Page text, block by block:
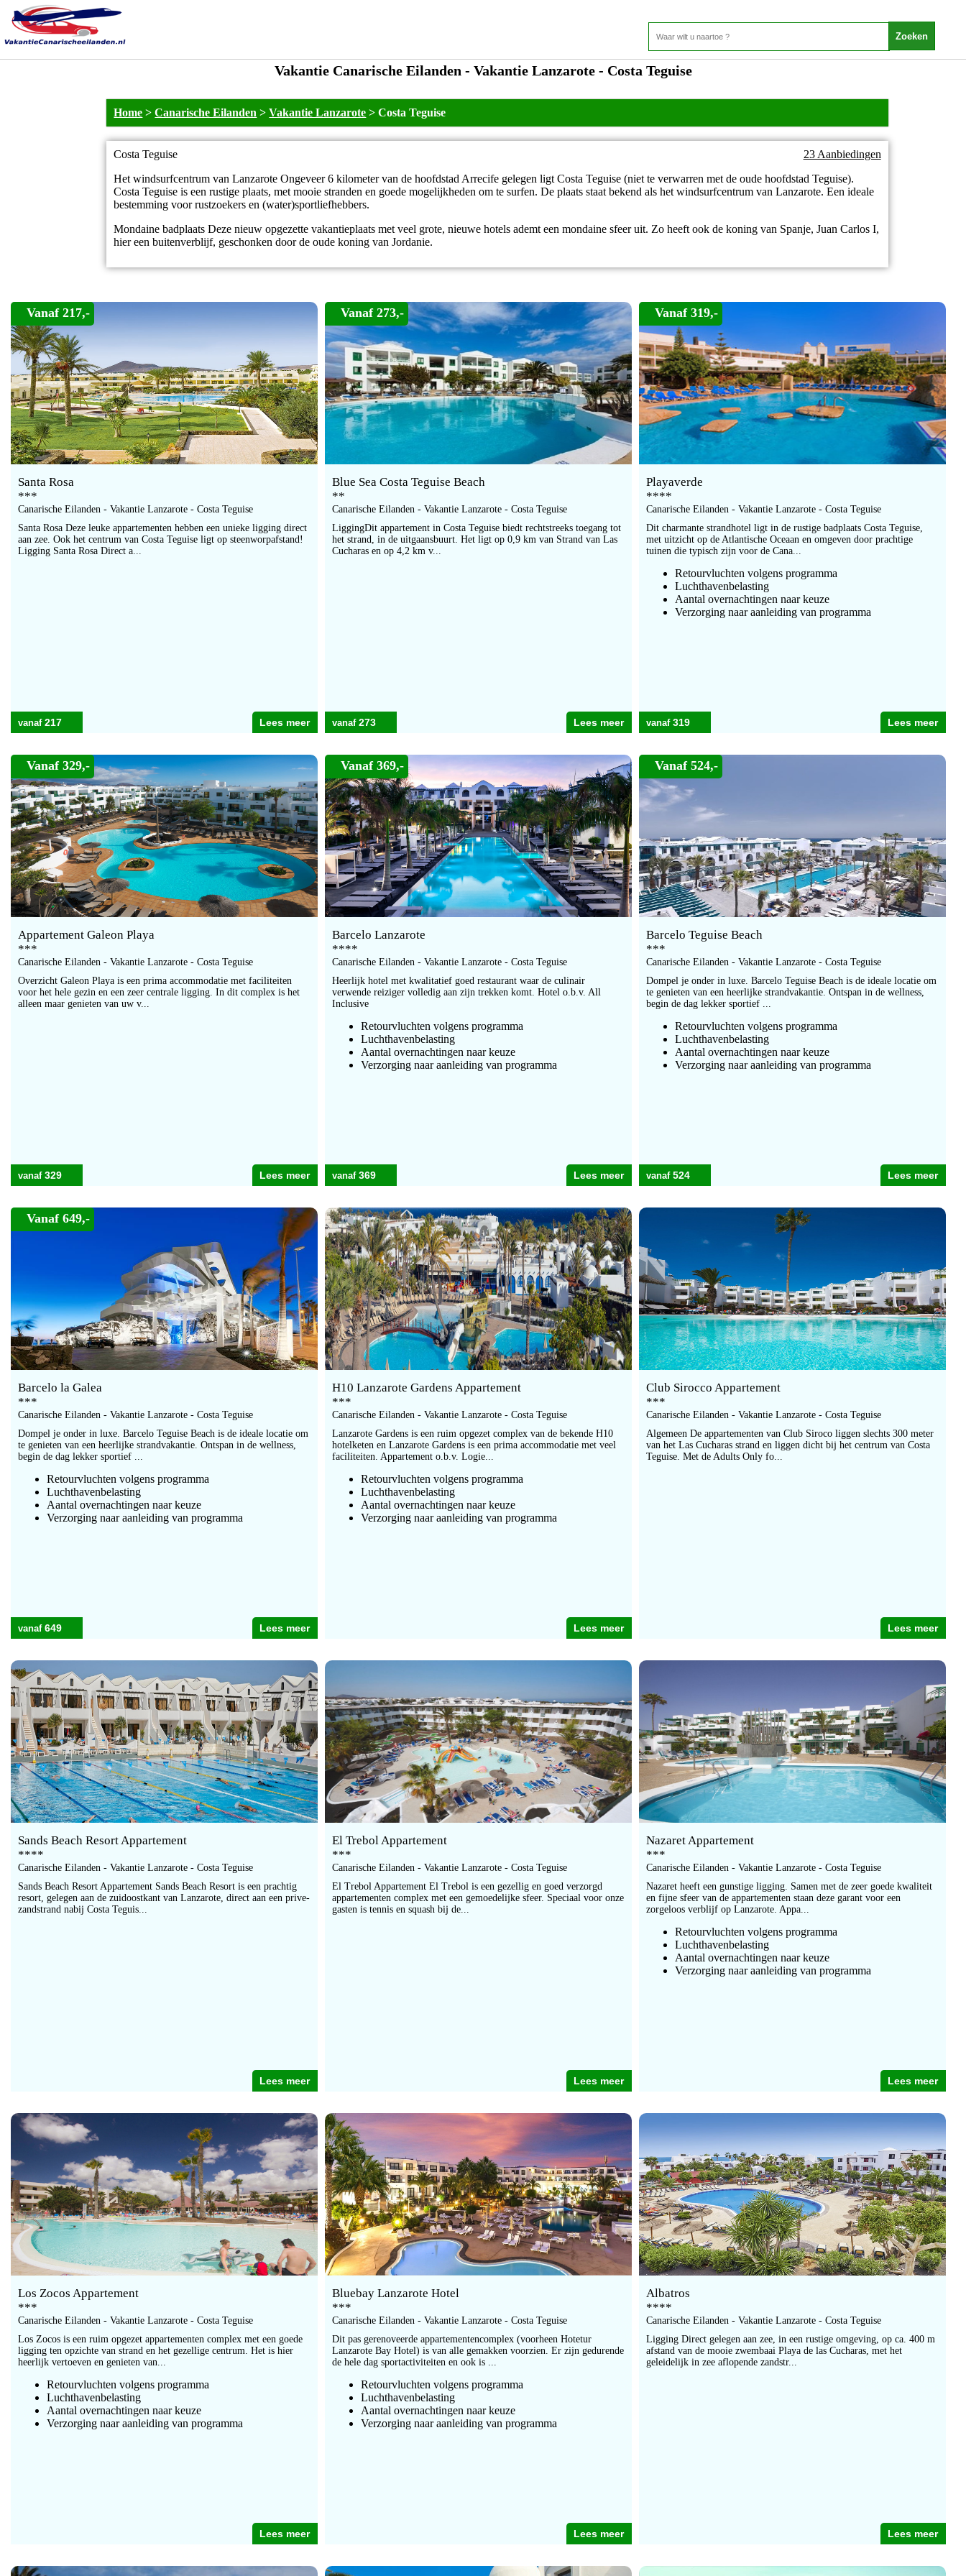
Vakantie Canarische Eilanden - Vakantie Lanzarote - Costa Teguise
Home >Canarische Eilanden >Vakantie Lanzarote >Costa Teguise
Costa Teguise
23 Aanbiedingen
Het windsurfcentrum van Lanzarote Ongeveer 6 kilometer van de hoofdstad Arrecife gelegen ligt Costa Teguise (niet te verwarren met de oude hoofdstad Teguise).
Costa Teguise is een rustige plaats, met mooie stranden en goede mogelijkheden om te surfen. De plaats staat bekend als het windsurfcentrum van Lanzarote. Een ideale
bestemming voor rustzoekers en (water)sportliefhebbers.
Mondaine badplaats Deze nieuw opgezette vakantieplaats met veel grote, nieuwe hotels ademt een mondaine sfeer uit. Zo heeft ook de koning van Spanje, Juan Carlos I,
hier een buitenverblijf, geschonken door de oude koning van Jordanie.
Vanaf 217,-
Santa Rosa
***
Canarische Eilanden - Vakantie Lanzarote - Costa Teguise
Santa Rosa Deze leuke appartementen hebben een unieke ligging direct
aan zee. Ook het centrum van Costa Teguise ligt op steenworpafstand!
Ligging Santa Rosa Direct a...
Lees meer
217
Vanaf 273,-
Blue Sea Costa Teguise Beach
**
Canarische Eilanden - Vakantie Lanzarote - Costa Teguise
LiggingDit appartement in Costa Teguise biedt rechtstreeks toegang tot
het strand, in de uitgaansbuurt. Het ligt op 0,9 km van Strand van Las
Cucharas en op 4,2 km v...
Lees meer
273
Vanaf 319,-
Playaverde
****
Canarische Eilanden - Vakantie Lanzarote - Costa Teguise
Dit charmante strandhotel ligt in de rustige badplaats Costa Teguise,
met uitzicht op de Atlantische Oceaan en omgeven door prachtige
tuinen die typisch zijn voor de Cana...
Retourvluchten volgens programma
Luchthavenbelasting
Aantal overnachtingen naar keuze
Verzorging naar aanleiding van programma
Lees meer
319
Vanaf 329,-
Appartement Galeon Playa
***
Canarische Eilanden - Vakantie Lanzarote - Costa Teguise
Overzicht Galeon Playa is een prima accommodatie met faciliteiten
voor het hele gezin en een zeer centrale ligging. In dit complex is het
alleen maar genieten van uw v...
Lees meer
329
Vanaf 369,-
Barcelo Lanzarote
****
Canarische Eilanden - Vakantie Lanzarote - Costa Teguise
Heerlijk hotel met kwalitatief goed restaurant waar de culinair
verwende reiziger volledig aan zijn trekken komt. Hotel o.b.v. All
Inclusive
Retourvluchten volgens programma
Luchthavenbelasting
Aantal overnachtingen naar keuze
Verzorging naar aanleiding van programma
Lees meer
369
Vanaf 524,-
Barcelo Teguise Beach
***
Canarische Eilanden - Vakantie Lanzarote - Costa Teguise
Dompel je onder in luxe. Barcelo Teguise Beach is de ideale locatie om
te genieten van een heerlijke strandvakantie. Ontspan in de wellness,
begin de dag lekker sportief ...
Retourvluchten volgens programma
Luchthavenbelasting
Aantal overnachtingen naar keuze
Verzorging naar aanleiding van programma
Lees meer
524
Vanaf 649,-
Barcelo la Galea
***
Canarische Eilanden - Vakantie Lanzarote - Costa Teguise
Dompel je onder in luxe. Barcelo Teguise Beach is de ideale locatie om
te genieten van een heerlijke strandvakantie. Ontspan in de wellness,
begin de dag lekker sportief ...
Retourvluchten volgens programma
Luchthavenbelasting
Aantal overnachtingen naar keuze
Verzorging naar aanleiding van programma
Lees meer
649
H10 Lanzarote Gardens Appartement
***
Canarische Eilanden - Vakantie Lanzarote - Costa Teguise
Lanzarote Gardens is een ruim opgezet complex van de bekende H10
hotelketen en Lanzarote Gardens is een prima accommodatie met veel
faciliteiten. Appartement o.b.v. Logie...
Retourvluchten volgens programma
Luchthavenbelasting
Aantal overnachtingen naar keuze
Verzorging naar aanleiding van programma
Lees meer
Club Sirocco Appartement
***
Canarische Eilanden - Vakantie Lanzarote - Costa Teguise
Algemeen De appartementen van Club Siroco liggen slechts 300 meter
van het Las Cucharas strand en liggen dicht bij het centrum van Costa
Teguise. Met de Adults Only fo...
Lees meer
Sands Beach Resort Appartement
****
Canarische Eilanden - Vakantie Lanzarote - Costa Teguise
Sands Beach Resort Appartement Sands Beach Resort is een prachtig
resort, gelegen aan de zuidoostkant van Lanzarote, direct aan een prive-
zandstrand nabij Costa Teguis...
Lees meer
El Trebol Appartement
***
Canarische Eilanden - Vakantie Lanzarote - Costa Teguise
El Trebol Appartement El Trebol is een gezellig en goed verzorgd
appartementen complex met een gemoedelijke sfeer. Speciaal voor onze
gasten is tennis en squash bij de...
Lees meer
Nazaret Appartement
***
Canarische Eilanden - Vakantie Lanzarote - Costa Teguise
Nazaret heeft een gunstige ligging. Samen met de zeer goede kwaliteit
en fijne sfeer van de appartementen staan deze garant voor een
zorgeloos verblijf op Lanzarote. Appa...
Retourvluchten volgens programma
Luchthavenbelasting
Aantal overnachtingen naar keuze
Verzorging naar aanleiding van programma
Lees meer
Los Zocos Appartement
***
Canarische Eilanden - Vakantie Lanzarote - Costa Teguise
Los Zocos is een ruim opgezet appartementen complex met een goede
ligging ten opzichte van strand en het gezellige centrum. Het is hier
heerlijk vertoeven en genieten van...
Retourvluchten volgens programma
Luchthavenbelasting
Aantal overnachtingen naar keuze
Verzorging naar aanleiding van programma
Lees meer
Bluebay Lanzarote Hotel
***
Canarische Eilanden - Vakantie Lanzarote - Costa Teguise
Dit pas gerenoveerde appartementencomplex (voorheen Hotetur
Lanzarote Bay Hotel) is van alle gemakken voorzien. Er zijn gedurende
de hele dag sportactiviteiten en ook is ...
Retourvluchten volgens programma
Luchthavenbelasting
Aantal overnachtingen naar keuze
Verzorging naar aanleiding van programma
Lees meer
Albatros
****
Canarische Eilanden - Vakantie Lanzarote - Costa Teguise
Ligging Direct gelegen aan zee, in een rustige omgeving, op ca. 400 m
afstand van de mooie zwembaai Playa de las Cucharas, met het
geleidelijk in zee aflopende zandstr...
Lees meer